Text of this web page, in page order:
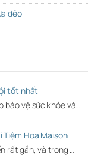
dẻo
tốt nhất
bảo vệ sức khỏe và…
Tiệm Hoa Maison
rất gần, và trong …